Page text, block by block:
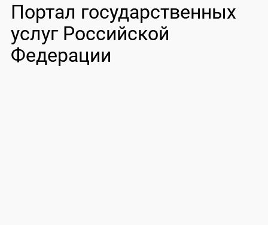
Портал государственных
услуг Российской
Федерации